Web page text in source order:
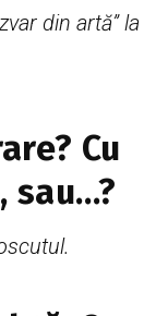
din artă” la
Cu
sau…?